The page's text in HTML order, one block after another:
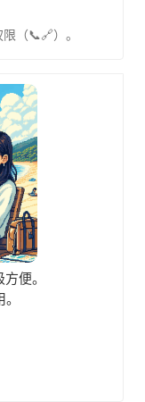
（📞🔗）。
便。